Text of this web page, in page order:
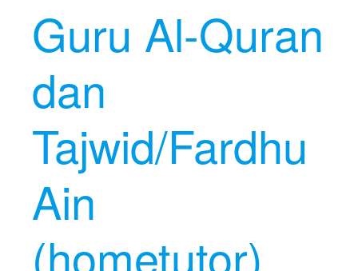
Guru Al-Quran
dan
Tajwid/Fardhu
Ain
(hometutor)